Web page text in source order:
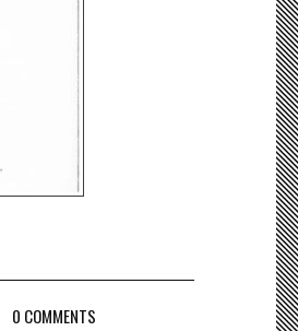
0 COMMENTS